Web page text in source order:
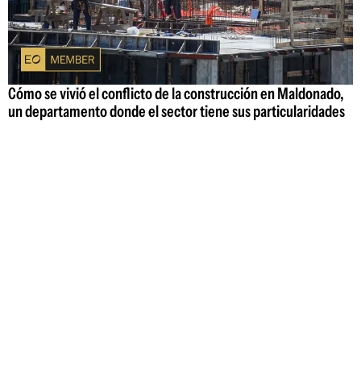
Cómo se vivió el conflicto de la construcción en Maldonado,
un departamento donde el sector tiene sus particularidades